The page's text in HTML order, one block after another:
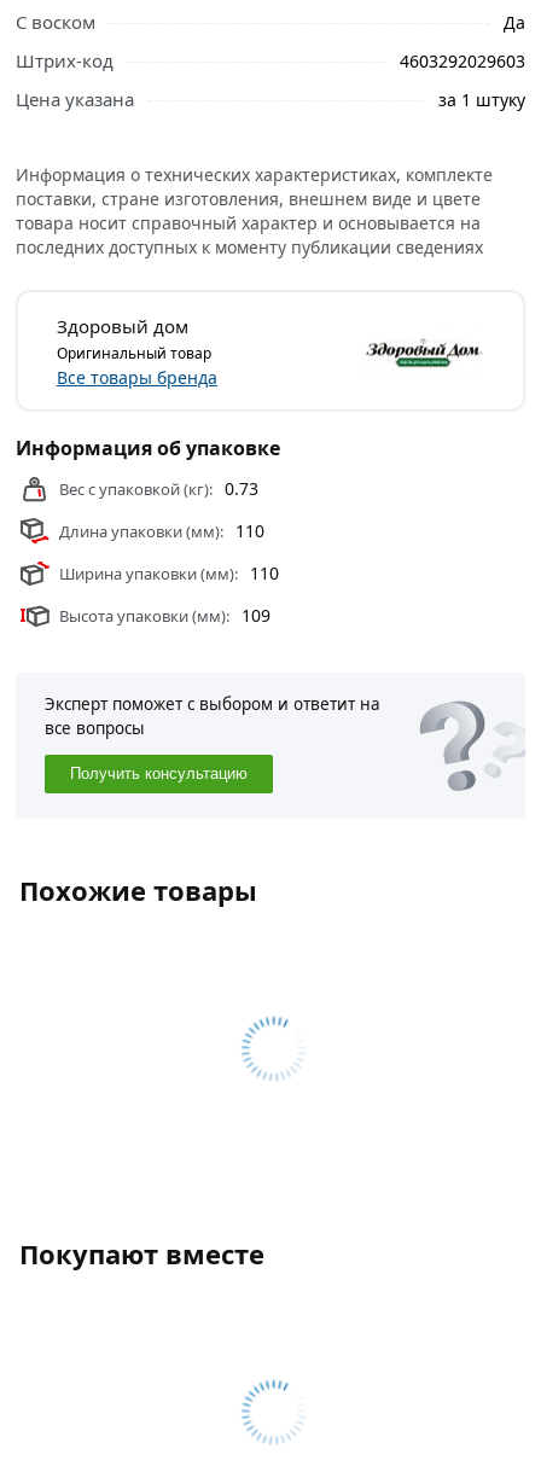
свяжутся с Вами для согласования условий доставки
времен. Оно прекрасно сохраняет дерево, делая его
Слой масла для защиты древесины прозрачное,
сохраняет и усиливает цвет и текстуру дерева.
У масла еще много и других преимуществ: придает полу
довольно теплый, масло скрывает царапины и
потертости.
И еще два важных достоинства – дерево живое под
обновить на конкретном поврежденном участке.
Условия доставки и цены на товар Масло для террас и
деревянных полов Здоровый полисандр 0.75 л
Лк-00009568 из категории
Москве и области.
С воском Да
Штрих-код 4603292029603
Цена указана за 1 штуку
Информация о технических характеристиках, комплекте
поставки, стране изготовления, внешнем виде и цвете
товара носит справочный характер и основывается на
последних доступных к моменту публикации сведениях
Здоровый дом
Оригинальный товар
Все товары бренда
Информация об упаковке
Вес с упаковкой (кг): 0.73
Длина упаковки (мм): 110
Ширина упаковки (мм): 110
Высота упаковки (мм): 109
Эксперт поможет с выбором и ответит на
все вопросы
Получить консультацию
Похожие товары
Покупают вместе